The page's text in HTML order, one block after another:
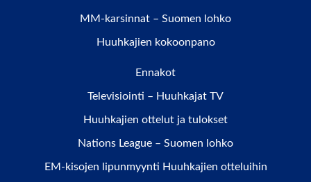
MM-karsinnat – Suomen lohko
Huuhkajien kokoonpano
Ennakot
Televisiointi – Huuhkajat TV
Huuhkajien ottelut ja tulokset
Nations League – Suomen lohko
EM-kisojen lipunmyynti Huuhkajien otteluihin